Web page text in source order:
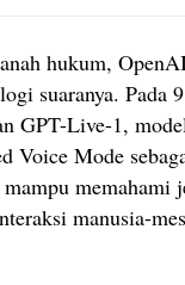
hukum,
suaranya. Pada
GPT-Live-1,
Voice Mode
memahami
manusia-